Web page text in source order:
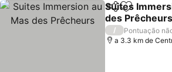
PartilharAdicionar
Suites
des Prêcheurs
/
Pontuação
a 3.3 km de